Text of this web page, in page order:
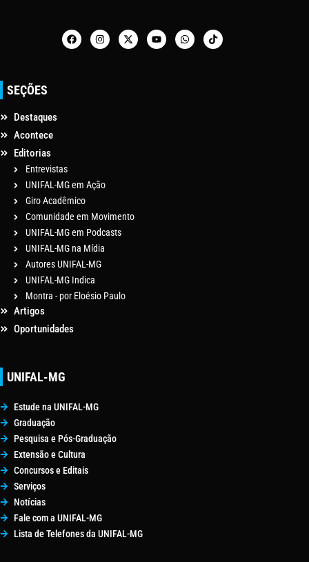
SEÇÕES
Destaques
Acontece
Editorias
Entrevistas
UNIFAL-MG em Ação
Giro Acadêmico
Comunidade em Movimento
UNIFAL-MG em Podcasts
UNIFAL-MG na Mídia
Autores UNIFAL-MG
UNIFAL-MG Indica
Montra - por Eloésio Paulo
Artigos
Oportunidades
UNIFAL-MG
Estude na UNIFAL-MG
Graduação
Pesquisa e Pós-Graduação
Extensão e Cultura
Concursos e Editais
Serviços
Notícias
Fale com a UNIFAL-MG
Lista de Telefones da UNIFAL-MG